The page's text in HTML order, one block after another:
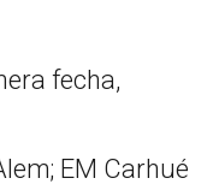
fecha,
EM Carhué